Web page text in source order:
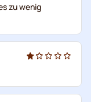
zu wenig